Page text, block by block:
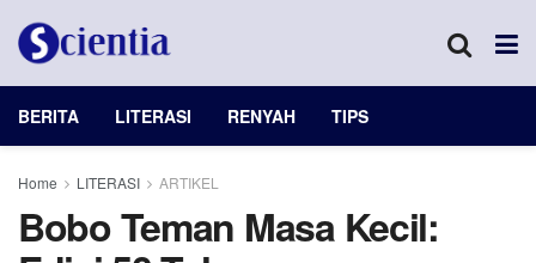
BERITA LITERASI RENYAH TIPS
Home LITERASI ARTIKEL
Bobo Teman Masa Kecil: